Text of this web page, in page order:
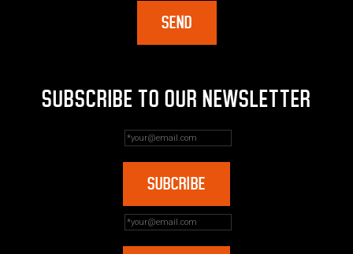
SUBSCRIBE TO OUR NEWSLETTER